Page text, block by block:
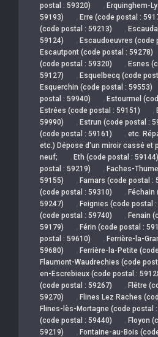
postal : 59320)
, Erquinghem-
59193)
, Erre (code postal :
(code postal : 59213)
,
59124)
, Escaudoeuvres (code
Escautpont (code postal : 59278)
(code postal : 59320)
, Esnes
59127)
, Esquelbecq (code
Esquerchin (code postal : 59553)
postal : 59940)
, Estourmel
Estrées (code postal : 59151) ,
59990)
, Estrun (code postal :
(code postal : 59161)
, etc.
etc.) Dépose d'un miroir cassé et
neuf;
, Eth (code postal : 59144)
postal : 59219)
, Faches-
59155)
, Famars (code postal :
(code postal : 59310)
, Féchain
59247)
, Feignies (code postal :
(code postal : 59740)
, Fenain
59179)
, Férin (code postal :
postal : 59610)
, Ferrière-la-
59680)
, Ferrière-la-Petite
Flaumont-Waudrechies (code
en-Escrebieux (code postal :
(code postal : 59267)
, Flêtre
59270)
, Flines Lez Raches
Flines-lès-Mortagne (code postal
(code postal : 59440)
, Floyon
59219)
, Fontaine-au-Bois